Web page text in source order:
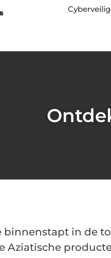
binnenstapt in de
Aziatische